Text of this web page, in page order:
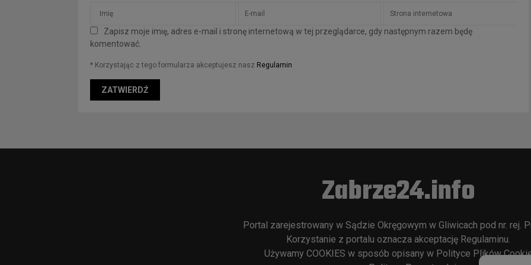
Zapisz moje imię, adres e-mail i stronę internetową w tej przeglądarce, gdy następnym razem będę
komentować.
* Korzystając z tego formularza akceptujesz nasz Regulamin
Zabrze24.info
Portal zarejestrowany w Sądzie Okręgowym w Gliwicach pod nr. rej.
Korzystanie z portalu oznacza akceptację Regulaminu.
Używamy COOKIES w sposób opisany w Polityce Plików